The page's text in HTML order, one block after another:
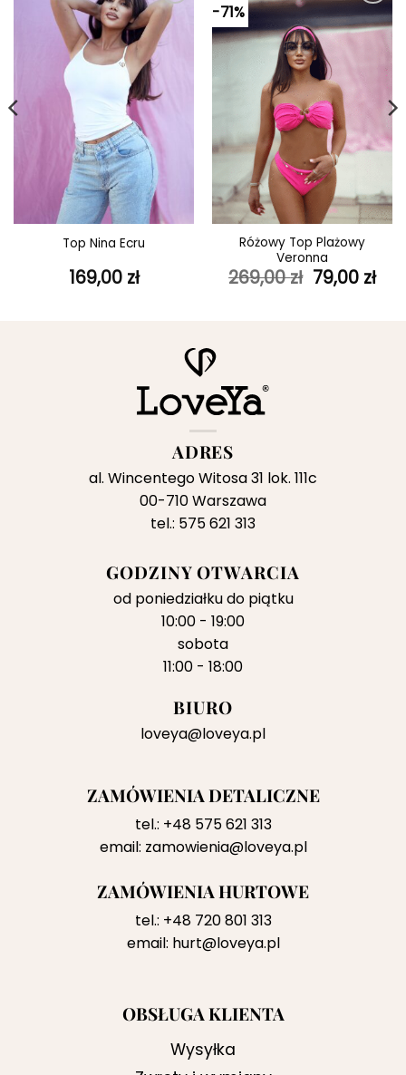
Dodaj do
ulubionych
Top Nina Ecru
169,00 zł
-71%
Dodaj do
ulubionych
Różowy Top Plażowy
Veronna
269,00zł Pierwotna
cena
79,00 zł
ADRES
al. Wincentego Witosa 31 lok. 111c
00-710 Warszawa
tel.: 575 621 313
GODZINY OTWARCIA
od poniedziałku do piątku
10:00 - 19:00
sobota
11:00 - 18:00
BIURO
loveya@loveya.pl
ZAMÓWIENIA DETALICZNE
tel.: +48 575 621 313
email: zamowienia@loveya.pl
ZAMÓWIENIA HURTOWE
tel.: +48 720 801 313
email: hurt@loveya.pl
OBSŁUGA KLIENTA
Wysyłka